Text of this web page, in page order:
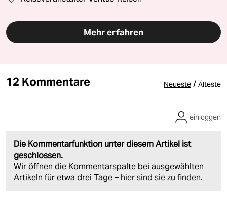
Mehr erfahren
12 Kommentare Neueste / Älteste
Die Kommentarfunktion unter diesem Artikel ist
geschlossen.
Wir öffnen die Kommentarspalte bei ausgewählten
Artikeln für etwa drei Tage – hier sind sie zu finden.
einloggen